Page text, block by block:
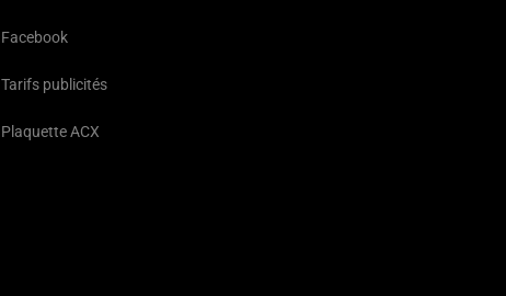
Facebook
Tarifs publicités
Plaquette ACX